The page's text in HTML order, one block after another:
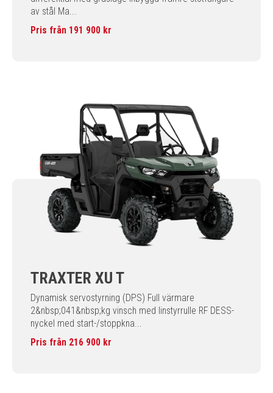
av stål Ma...
Pris från 191 900 kr
TRAXTER XU T
Dynamisk servostyrning (DPS) Full värmare
2&nbsp;041&nbsp;kg vinsch med linstyrrulle RF DESS-
nyckel med start-/stoppkna...
Pris från 216 900 kr